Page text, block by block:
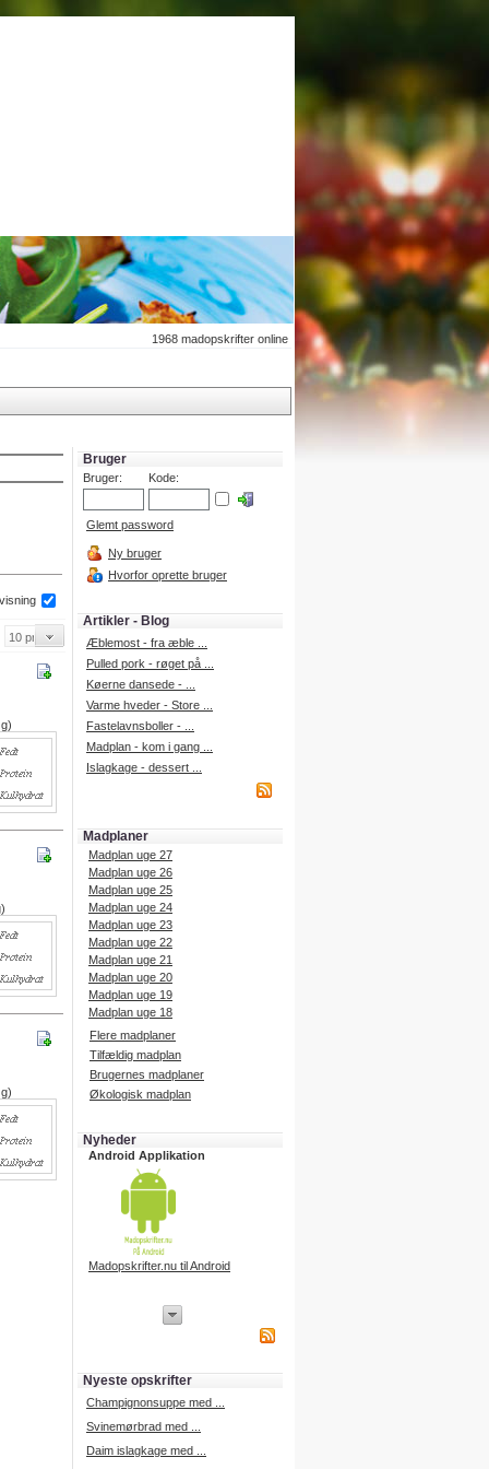
1968 madopskrifter online
Bruger
Bruger: Kode:
Glemt password
Ny bruger
Hvorfor oprette bruger
Artikler - Blog
Æblemost - fra æble ...
Pulled pork - røget på ...
Køerne dansede - ...
Varme hveder - Store ...
Fastelavnsboller - ...
Madplan - kom i gang ...
Islagkage - dessert ...
Madplaner
Madplan uge 27
Madplan uge 26
Madplan uge 25
Madplan uge 24
Madplan uge 23
Madplan uge 22
Madplan uge 21
Madplan uge 20
Madplan uge 19
Madplan uge 18
Flere madplaner
Tilfældig madplan
Brugernes madplaner
Økologisk madplan
Nyheder
Android Applikation
Madopskrifter.nu til Android
iPhone udvikling
Nyeste opskrifter
Champignonsuppe med ...
Svinemørbrad med ...
Daim islagkage med ...